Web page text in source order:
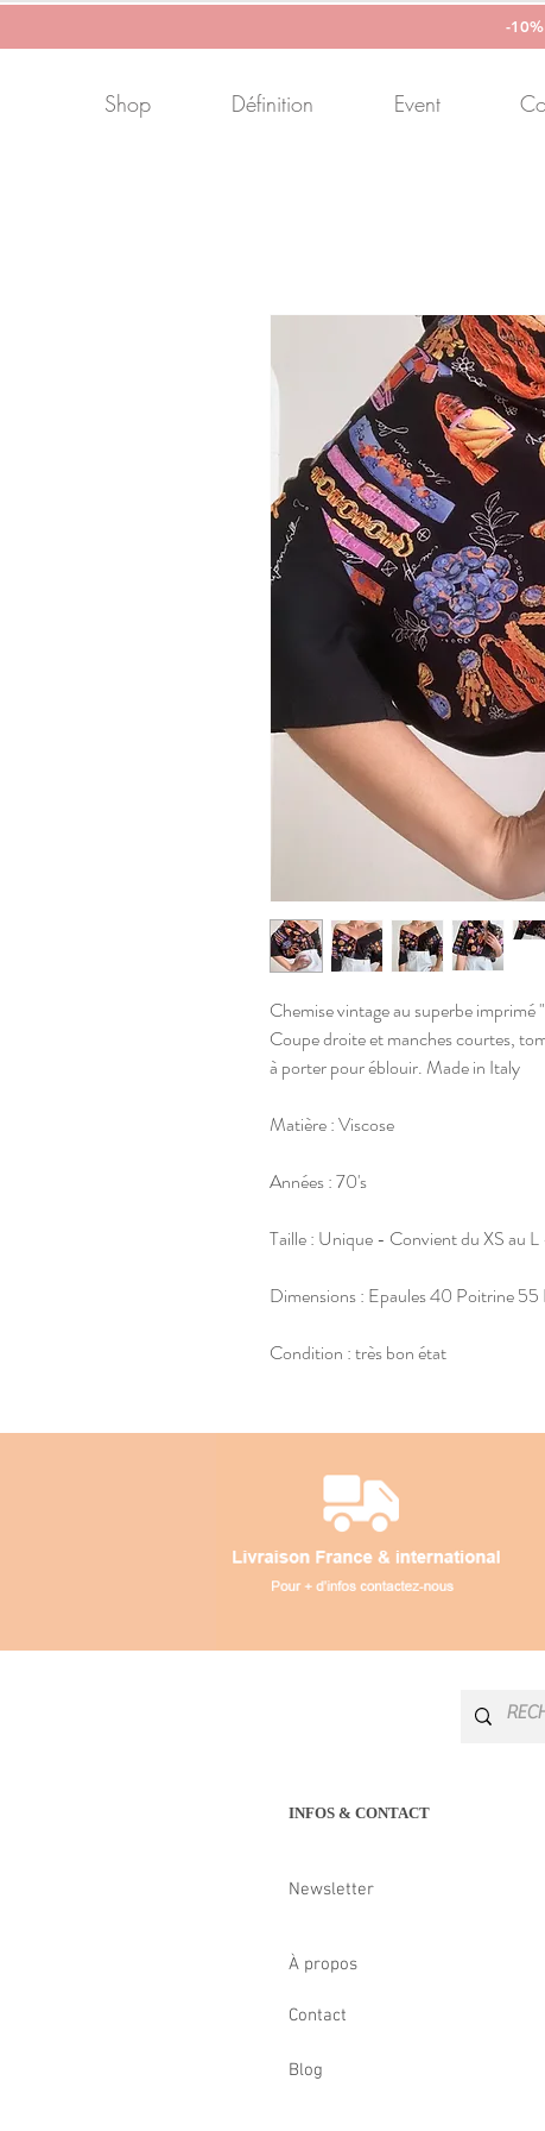
-
Shop Définition Event
Chemise vintage au superbe
Coupe droite et manches courtes,
à porter pour éblouir. Made in Italy
Matière : Viscose
Années : 70's
Taille : Unique - Convient du XS au
Dimensions : Epaules 40 Poitrine 55
Condition : très bon état
INFOS & CONTACT
Newsletter
À propos
Contact
Blog